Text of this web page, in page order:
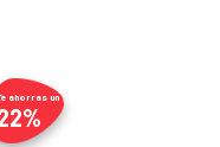
ahorras un